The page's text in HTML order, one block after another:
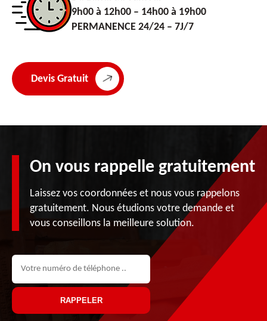
9h00 à 12h00 – 14h00 à 19h00
PERMANENCE 24/24 – 7J/7
Devis Gratuit
On vous rappelle gratuitement
Laissez vos coordonnées et nous vous rappelons
gratuitement. Nous étudions votre demande et
vous conseillons la meilleure solution.